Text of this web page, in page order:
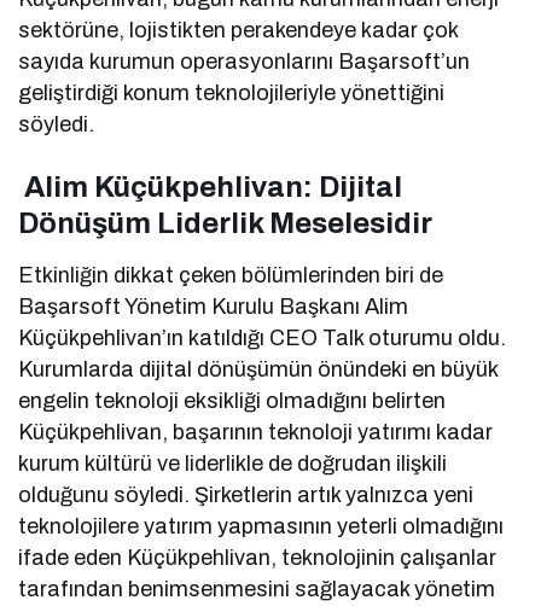
sektörüne, lojistikten perakendeye kadar çok
sayıda kurumun operasyonlarını Başarsoft’un
geliştirdiği konum teknolojileriyle yönettiğini
söyledi.
Alim Küçükpehlivan: Dijital
Dönüşüm Liderlik Meselesidir
Etkinliğin dikkat çeken bölümlerinden biri de
Başarsoft Yönetim Kurulu Başkanı Alim
Küçükpehlivan’ın katıldığı CEO Talk oturumu oldu.
Kurumlarda dijital dönüşümün önündeki en büyük
engelin teknoloji eksikliği olmadığını belirten
Küçükpehlivan, başarının teknoloji yatırımı kadar
kurum kültürü ve liderlikle de doğrudan ilişkili
olduğunu söyledi. Şirketlerin artık yalnızca yeni
teknolojilere yatırım yapmasının yeterli olmadığını
ifade eden Küçükpehlivan, teknolojinin çalışanlar
tarafından benimsenmesini sağlayacak yönetim